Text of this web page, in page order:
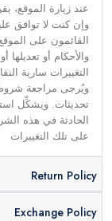
عند زيارة الموقع،
وإن كنت لا توافق
القائمون على
والأحكام أو
التغييرات سارية
ويُرجى مراجعة شروط
تحديثات. ويشكِّل
الحادثة في هذه
على تلك التغييرات
Return Policy
Exchange Policy